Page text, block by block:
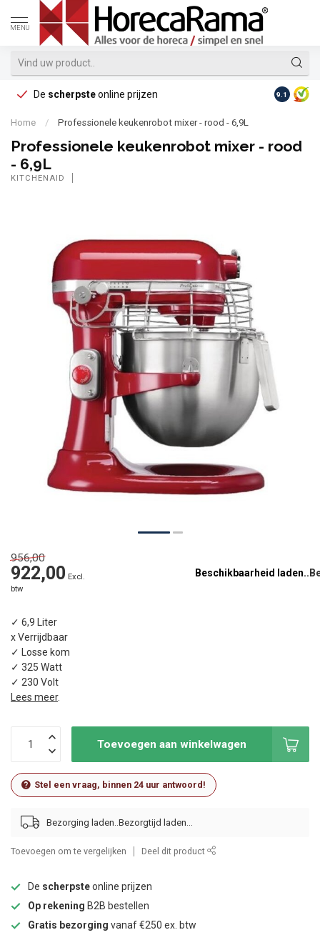
MENU
De scherpsteonline prijzen Op
9.1
Home / Professionele keukenrobot mixer - rood - 6,9L
Professionele keukenrobot mixer - rood
- 6,9L
KITCHENAID
956,00
922,00 Excl.
btw
Beschikbaarheid laden..
✓ 6,9 Liter
x Verrijdbaar
✓ Losse kom
✓ 325 Watt
✓ 230 Volt
Lees meer.
Toevoegen aan winkelwagen
Stel een vraag, binnen 24 uur antwoord!
Bezorging laden..
Toevoegen om te vergelijken Deel dit product
De scherpsteonline prijzen
Op rekening B2B bestellen
Gratis bezorging vanaf €250 ex. btw